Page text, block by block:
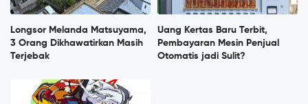
Longsor Melanda Matsuyama,
3 Orang Dikhawatirkan Masih
Terjebak
Uang Kertas Baru Terbit,
Pembayaran Mesin Penjual
Otomatis jadi Sulit?